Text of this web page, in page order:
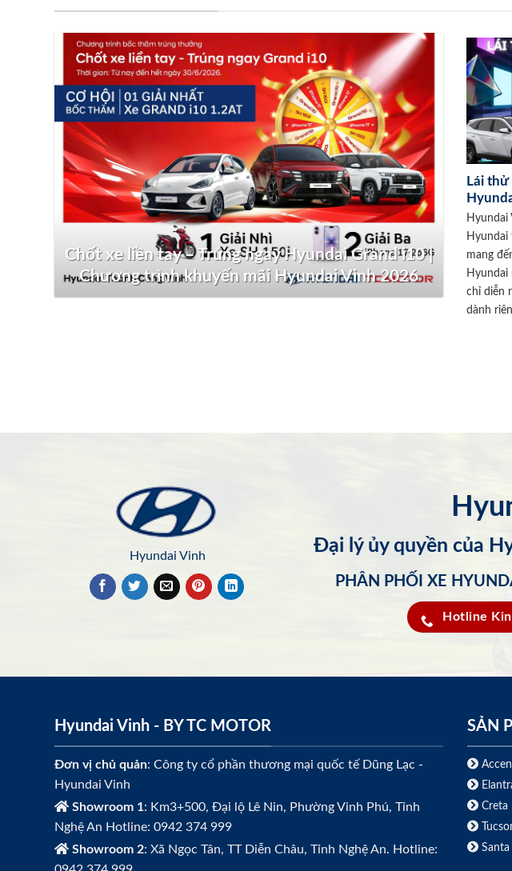
Chốt xe liền tay – Trúng ngay Hyundai Grand i10 |
Chương trình khuyến mãi Hyundai Vinh 2026
Lái
mang
Hyundai
chỉ diễn
dành
Hyundai Vinh Đại lý ủy quyền của
PHÂN PHỐI XE
Hotline
Hyundai Vinh - BY TC MOTOR
Đơn vị chủ quản: Công ty cổ phần thương mại quốc tế Dũng Lạc -
Hyundai Vinh
Showroom 1: Km3+500, Đại lộ Lê Nin, Phường Vinh Phú, Tỉnh
Nghệ An Hotline: 0942 374 999
Showroom 2: Xã Ngọc Tân, TT Diễn Châu, Tỉnh Nghệ An. Hotline:
SẢN
Creta
Santa